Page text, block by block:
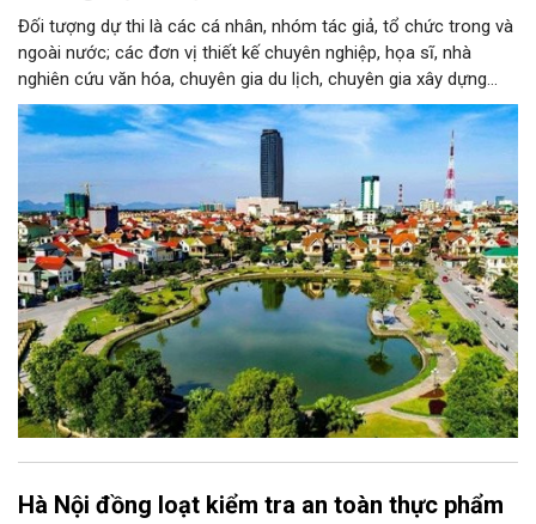
Đối tượng dự thi là các cá nhân, nhóm tác giả, tổ chức trong và
ngoài nước; các đơn vị thiết kế chuyên nghiệp, họa sĩ, nhà
nghiên cứu văn hóa, chuyên gia du lịch, chuyên gia xây dựng
thương hiệu cùng những người yêu thích sáng tạo. Mỗi tác giả
hoặc nhóm tác giả được gửi tối đa 03 tác phẩm ở mỗi giai
đoạn.
Hà Nội đồng loạt kiểm tra an toàn thực phẩm